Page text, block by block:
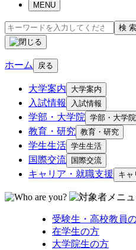
MENU
検 索
ホーム 戻る
大学案内 大学案内
入試情報 入試情報
学部・大学院 学部・大学院
教育・研究 教育・研究
学生生活 学生生活
国際交流 国際交流
キャリア・就職支援 キャ
受験生・高校教員
在学生の方
大学院生の方